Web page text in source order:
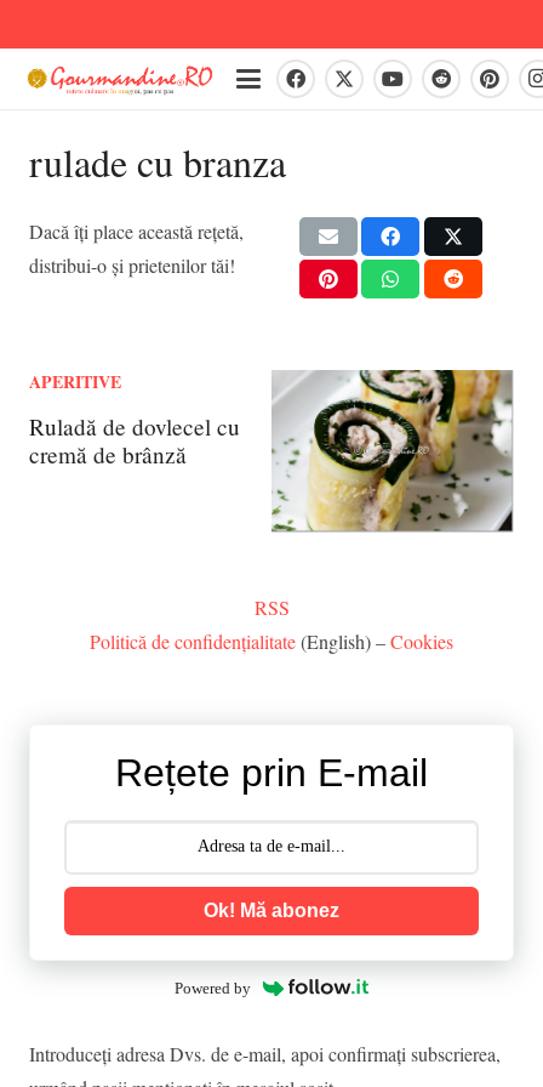
rulade cu branza
Dacă îți place această rețetă,
distribui-o și prietenilor tăi!
APERITIVE
Ruladă de dovlecel cu
cremă de brânză
RSS
Politică de confidențialitate(English) –Cookies
Rețete prin E-mail
Ok! Mă abonez
Powered by
Introduceţi adresa Dvs. de e-mail, apoi confirmaţi subscrierea,